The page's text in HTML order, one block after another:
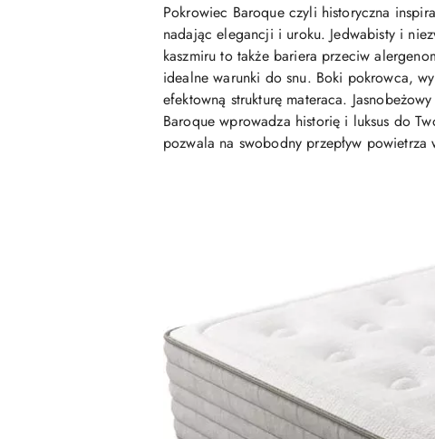
Pokrowiec Baroque czyli historyczna
nadając elegancji i uroku. Jedwabisty i
kaszmiru to także bariera przeciw
idealne warunki do snu. Boki pokrowca,
efektowną strukturę materaca.
Baroque wprowadza historię i luksus do
pozwala na swobodny przepływ powietrza